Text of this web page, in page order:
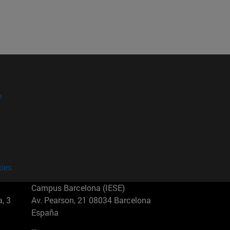
3
Campus Barcelona (IESE)
Av. Pearson, 21 08034 Barcelona
España